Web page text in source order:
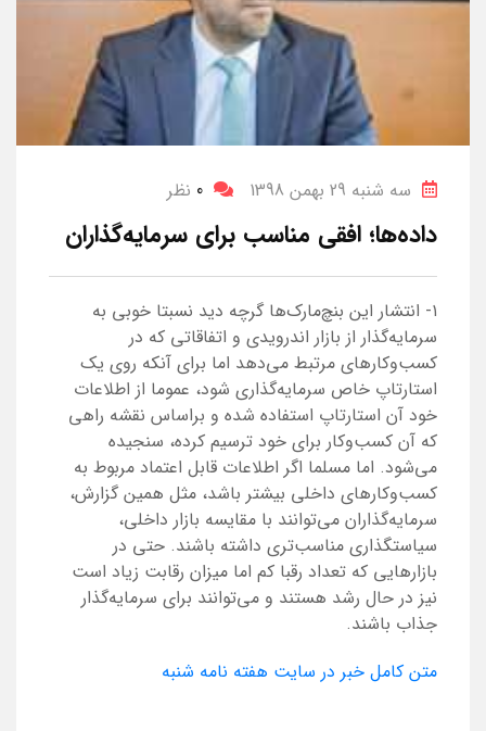
سه شنبه 29 بهمن 1398 0 نظر
داده‌ها؛ افقی مناسب برای سرمایه‌گذاران
۱- انتشار این بنچ‌مارک‌ها گرچه دید نسبتا خوبی به
سرمایه‌گذار از بازار اندرویدی و اتفاقاتی که در
کسب‌و‌کارهای مرتبط می‌دهد اما برای آنکه روی یک
استارتاپ خاص سرمایه‌گذاری شود، عموما از اطلاعات
خود آن استارتاپ استفاده شده و براساس نقشه راهی
که آن کسب‌و‌کار برای خود ترسیم کرده، سنجیده
می‌شود. اما مسلما اگر اطلاعات قابل اعتماد مربوط به
کسب‌و‌کارهای داخلی بیشتر باشد، مثل همین گزارش،
سرمایه‌گذاران می‌توانند با مقایسه بازار داخلی،
سیاستگذاری مناسب‌تری داشته باشند. حتی در
بازارهایی که تعداد رقبا کم اما میزان رقابت زیاد است
نیز در حال رشد هستند و می‌توانند برای سرمایه‌گذار
جذاب باشند.
متن کامل خبر در سایت هفته نامه شنبه